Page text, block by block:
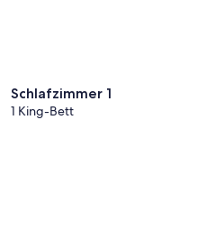
Schlafzimmer 1
1 King-Bett